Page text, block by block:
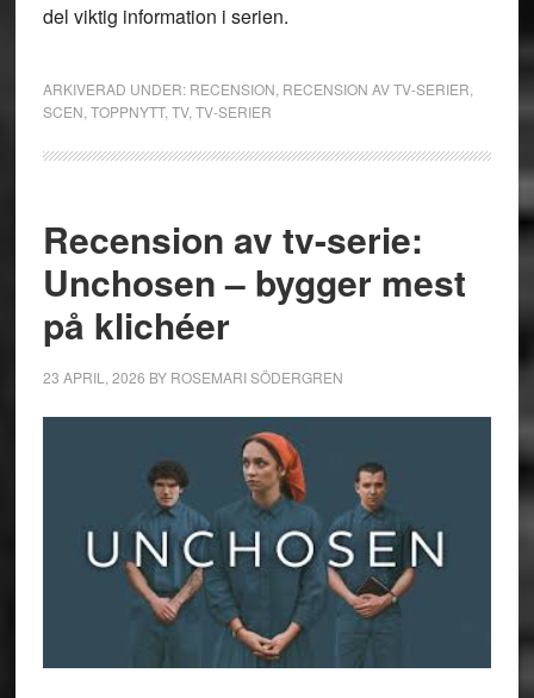
del viktig information i serien.
ARKIVERAD UNDER: RECENSION RECENSION AV TV-SERIER
SCEN TOPPNYTT, TV, TV-SERIER
Recension av tv-serie:
Unchosen – bygger mest
på klichéer
23 APRIL, 2026 BY ROSEMARI SÖDERGREN